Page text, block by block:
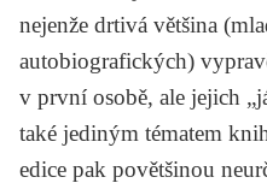
nejenže drtivá většina
autobiografických)
v první osobě, ale jejich
také jediným tématem
edice pak povětšinou